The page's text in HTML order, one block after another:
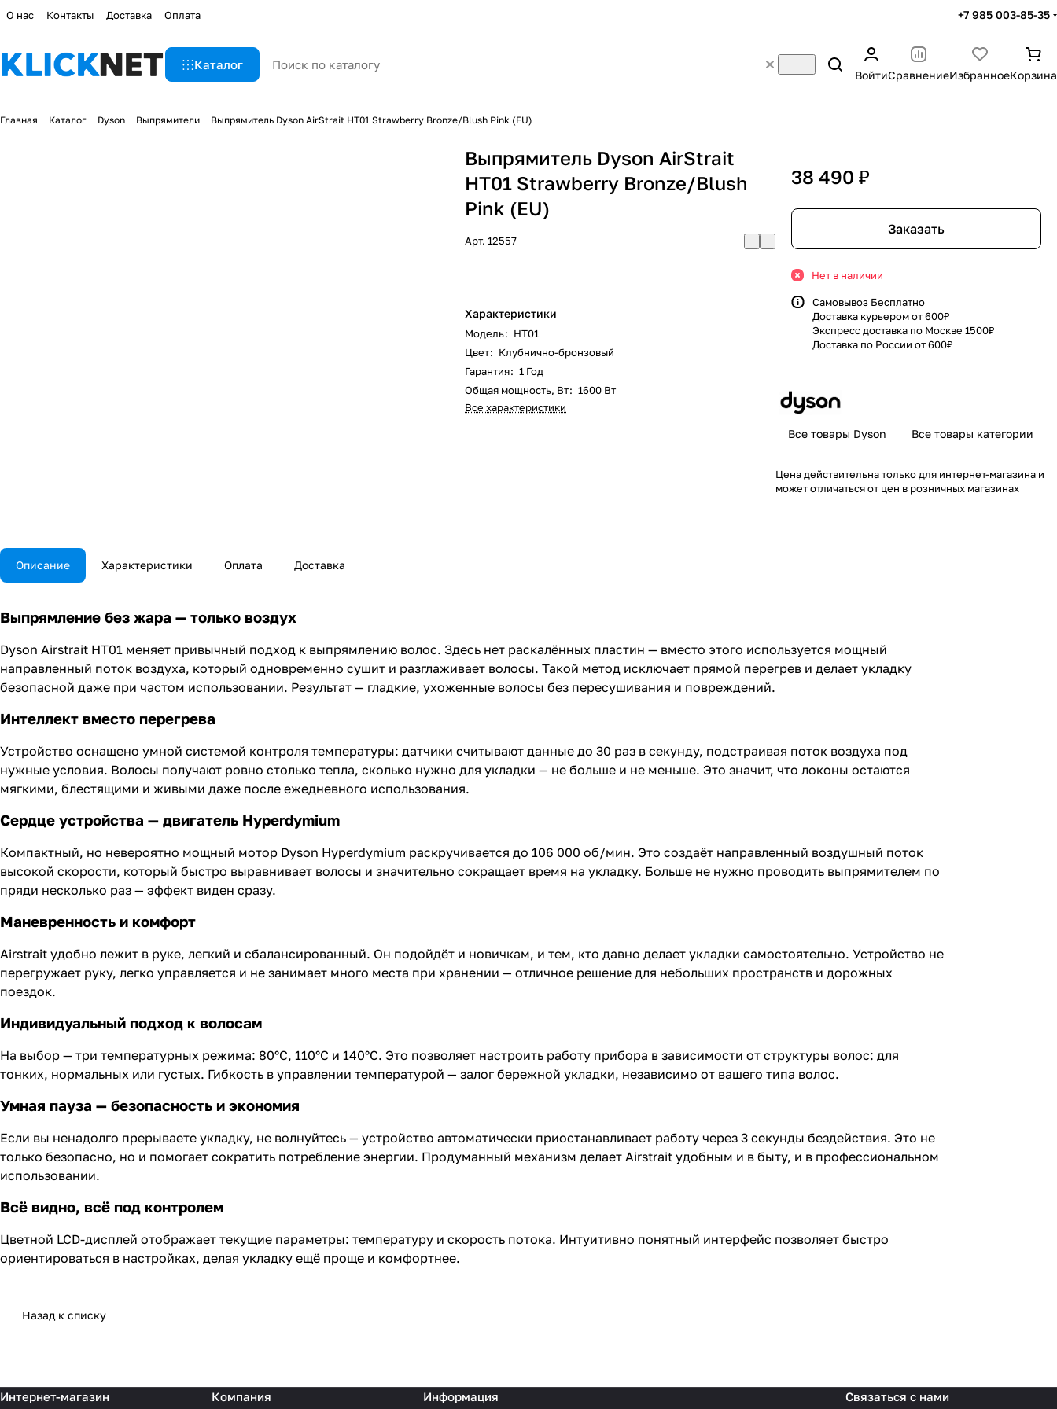
О нас Контакты Доставка Оплата +7 985 003-85-35
Каталог
ВойтиСравнениеИзбранноеКорзина
Главная Каталог Dyson Выпрямители Выпрямитель Dyson AirStrait HT01 Strawberry Bronze/Blush Pink (EU)
Выпрямитель Dyson AirStrait
HT01 Strawberry Bronze/Blush
Pink (EU)
Арт.12557
Характеристики
Модель: HT01
Цвет: Клубнично-бронзовый
Гарантия: 1 Год
Общая мощность, Вт: 1600 Вт
Все характеристики
38 490 ₽
Заказать
Нет в наличии
Самовывоз Бесплатно
Доставка курьером от 600₽
Экспресс доставка по Москве 1500₽
Доставка по России от 600₽
Все товары Dyson Все товары категории
Цена действительна только для интернет-магазина и
может отличаться от цен в розничных магазинах
Описание Характеристики Оплата Доставка
Выпрямление без жара — только воздух
Dyson Airstrait HT01 меняет привычный подход к выпрямлению волос. Здесь нет раскалённых пластин — вместо этого используется мощный
направленный поток воздуха, который одновременно сушит и разглаживает волосы. Такой метод исключает прямой перегрев и делает укладку
безопасной даже при частом использовании. Результат — гладкие, ухоженные волосы без пересушивания и повреждений.
Интеллект вместо перегрева
Устройство оснащено умной системой контроля температуры: датчики считывают данные до 30 раз в секунду, подстраивая поток воздуха под
нужные условия. Волосы получают ровно столько тепла, сколько нужно для укладки — не больше и не меньше. Это значит, что локоны остаются
мягкими, блестящими и живыми даже после ежедневного использования.
Сердце устройства — двигатель Hyperdymium
Компактный, но невероятно мощный мотор Dyson Hyperdymium раскручивается до 106 000 об/мин. Это создаёт направленный воздушный поток
высокой скорости, который быстро выравнивает волосы и значительно сокращает время на укладку. Больше не нужно проводить выпрямителем по
пряди несколько раз — эффект виден сразу.
Маневренность и комфорт
Airstrait удобно лежит в руке, легкий и сбалансированный. Он подойдёт и новичкам, и тем, кто давно делает укладки самостоятельно. Устройство не
перегружает руку, легко управляется и не занимает много места при хранении — отличное решение для небольших пространств и дорожных
поездок.
Индивидуальный подход к волосам
На выбор — три температурных режима: 80°C, 110°C и 140°C. Это позволяет настроить работу прибора в зависимости от структуры волос: для
тонких, нормальных или густых. Гибкость в управлении температурой — залог бережной укладки, независимо от вашего типа волос.
Умная пауза — безопасность и экономия
Если вы ненадолго прерываете укладку, не волнуйтесь — устройство автоматически приостанавливает работу через 3 секунды бездействия. Это не
только безопасно, но и помогает сократить потребление энергии. Продуманный механизм делает Airstrait удобным и в быту, и в профессиональном
использовании.
Всё видно, всё под контролем
Цветной LCD-дисплей отображает текущие параметры: температуру и скорость потока. Интуитивно понятный интерфейс позволяет быстро
ориентироваться в настройках, делая укладку ещё проще и комфортнее.
Назад к списку
Интернет-магазин Компания Информация Связаться с нами